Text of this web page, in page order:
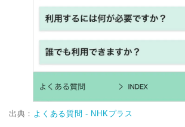
出典： よくある質問 - NHKプラス